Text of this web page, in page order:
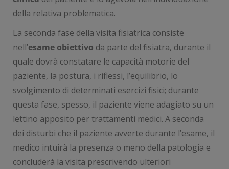
della relativa problematica.
La seconda fase della visita fisiatrica consiste
nell’esame obiettivo da parte del fisiatra, durante il
quale dovrà constatare le capacità motorie del
paziente, la postura, i riflessi, l’equilibrio, lo
svolgimento di determinati esercizi fisici; durante
questa fase, spesso, il paziente viene adagiato su un
lettino apposito per trattamenti medici. A seconda
dei disturbi che il paziente avverte durante l’esame, il
medico intuirà la presenza o meno della patologia e
concluderà la visita prescrivendo ulteriori